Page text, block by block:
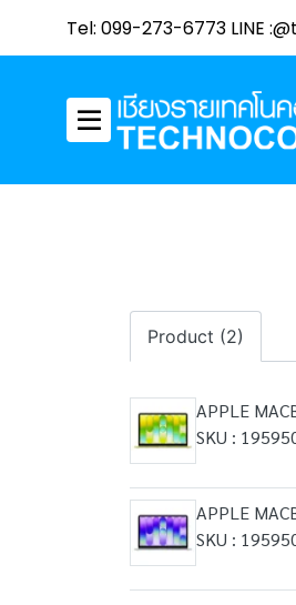
Tel: 099-273-6773 LINE
Product (2)
APPLE
SKU :
APPLE
SKU :